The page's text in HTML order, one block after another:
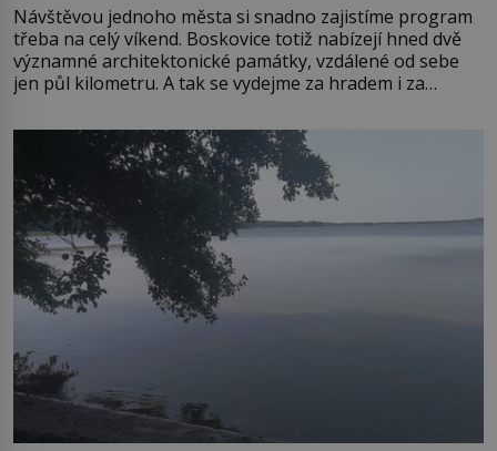
Návštěvou jednoho města si snadno zajistíme program
třeba na celý víkend. Boskovice totiž nabízejí hned dvě
významné architektonické památky, vzdálené od sebe
jen půl kilometru. A tak se vydejme za hradem i za
Boskovice na okraji Drahanské vrchoviny vznikla někdy
ve13. století, a už v roce 1313 kronikáři zaznamenali